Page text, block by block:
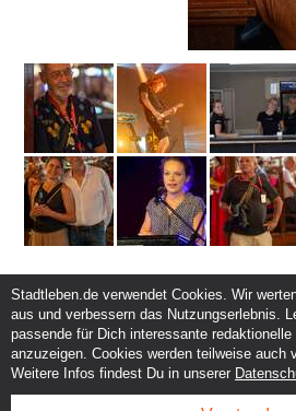
Service und Support
Kontakt
Hilfe
Instagram
Facebook
Stadtleben.de verwendet Cookies. Wir
aus und verbessern das Nutzungserlebnis.
passende für Dich interessante
anzuzeigen. Cookies werden teilweise auch
Weitere Infos findest Du in unserer